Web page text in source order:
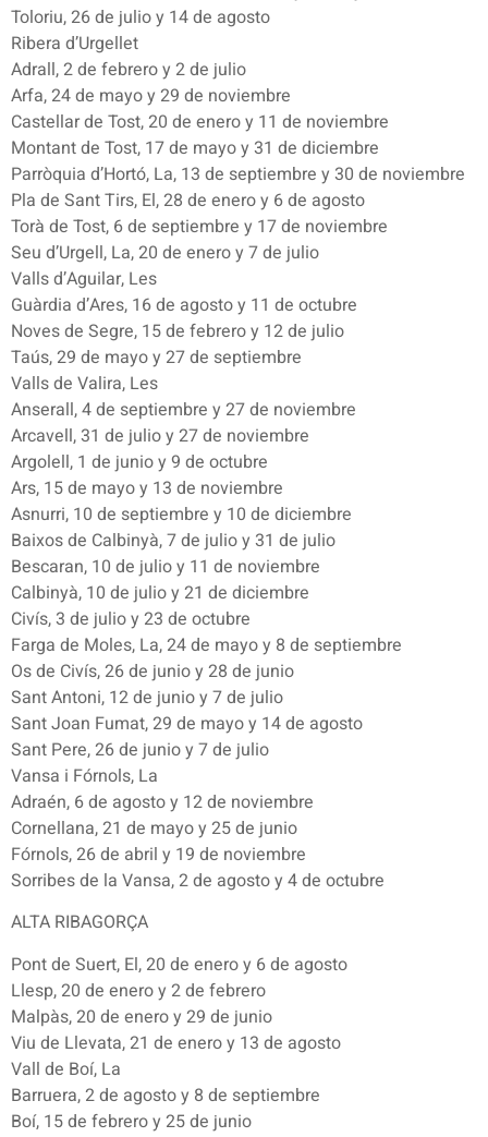
Toloriu, 26 de julio y 14 de agosto
Ribera d’Urgellet
Adrall, 2 de febrero y 2 de julio
Arfa, 24 de mayo y 29 de noviembre
Castellar de Tost, 20 de enero y 11 de noviembre
Montant de Tost, 17 de mayo y 31 de diciembre
Parròquia d’Hortó, La, 13 de septiembre y 30 de noviembre
Pla de Sant Tirs, El, 28 de enero y 6 de agosto
Torà de Tost, 6 de septiembre y 17 de noviembre
Seu d’Urgell, La, 20 de enero y 7 de julio
Valls d’Aguilar, Les
Guàrdia d’Ares, 16 de agosto y 11 de octubre
Noves de Segre, 15 de febrero y 12 de julio
Taús, 29 de mayo y 27 de septiembre
Valls de Valira, Les
Anserall, 4 de septiembre y 27 de noviembre
Arcavell, 31 de julio y 27 de noviembre
Argolell, 1 de junio y 9 de octubre
Ars, 15 de mayo y 13 de noviembre
Asnurri, 10 de septiembre y 10 de diciembre
Baixos de Calbinyà, 7 de julio y 31 de julio
Bescaran, 10 de julio y 11 de noviembre
Calbinyà, 10 de julio y 21 de diciembre
Civís, 3 de julio y 23 de octubre
Farga de Moles, La, 24 de mayo y 8 de septiembre
Os de Civís, 26 de junio y 28 de junio
Sant Antoni, 12 de junio y 7 de julio
Sant Joan Fumat, 29 de mayo y 14 de agosto
Sant Pere, 26 de junio y 7 de julio
Vansa i Fórnols, La
Adraén, 6 de agosto y 12 de noviembre
Cornellana, 21 de mayo y 25 de junio
Fórnols, 26 de abril y 19 de noviembre
Sorribes de la Vansa, 2 de agosto y 4 de octubre
ALTA RIBAGORÇA
Pont de Suert, El, 20 de enero y 6 de agosto
Llesp, 20 de enero y 2 de febrero
Malpàs, 20 de enero y 29 de junio
Viu de Llevata, 21 de enero y 13 de agosto
Vall de Boí, La
Barruera, 2 de agosto y 8 de septiembre
Boí, 15 de febrero y 25 de junio